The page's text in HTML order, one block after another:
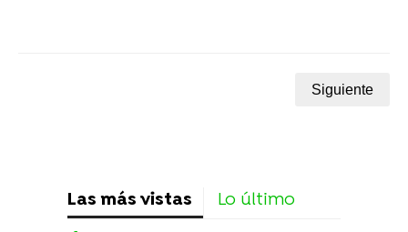
Siguiente
Las más vistas Lo último